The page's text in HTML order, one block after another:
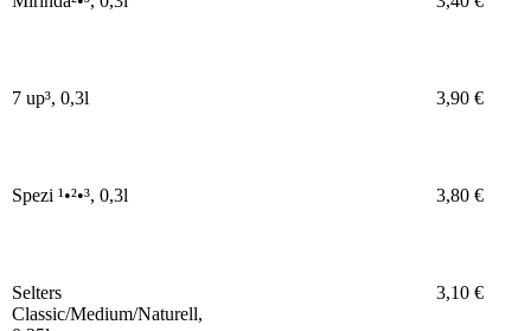
7 up³, 0,3l 3,90 €
Spezi ¹•²•³, 0,3l 3,80 €
Selters
Classic/Medium/Naturell,
3,10 €